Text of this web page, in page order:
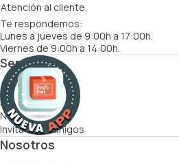
Atención al cliente
Te respondemos:
Lunes a jueves de 9:00h a 17:00h.
Viernes de 9:00h a 14:00h.
Servicios
Cómo funciona
Recetas
Nutricionistas
Invita a tus amigos
Nosotros